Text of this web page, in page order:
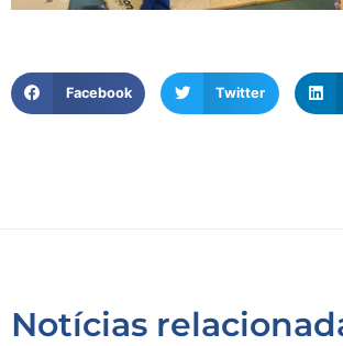
Facebook Twitter
Notícias